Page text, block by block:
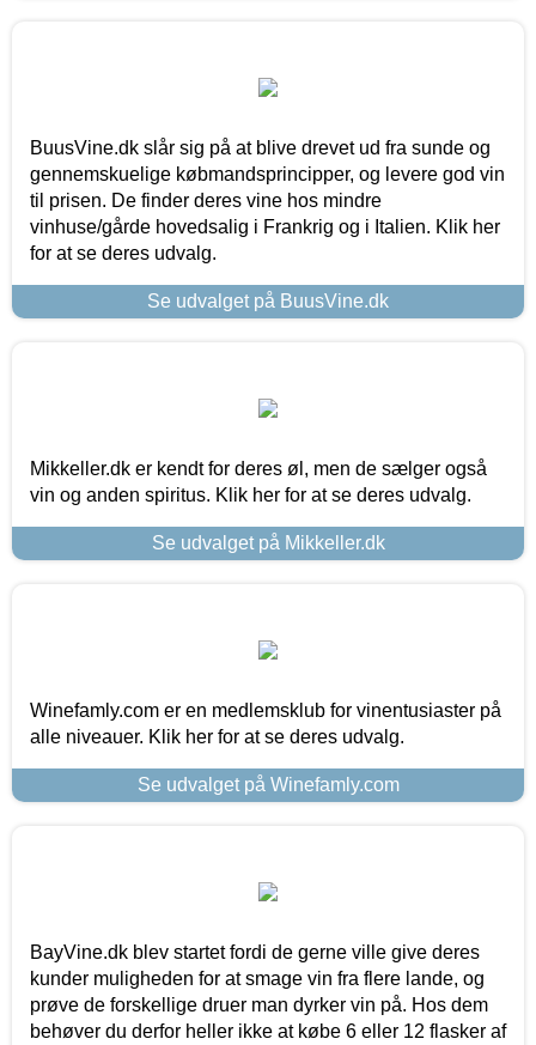
BuusVine.dk slår sig på at blive drevet ud fra sunde og
gennemskuelige købmandsprincipper, og levere god vin
til prisen. De finder deres vine hos mindre
vinhuse/gårde hovedsalig i Frankrig og i Italien. Klik her
for at se deres udvalg.
Se udvalget på BuusVine.dk
Mikkeller.dk er kendt for deres øl, men de sælger også
vin og anden spiritus. Klik her for at se deres udvalg.
Se udvalget på Mikkeller.dk
Winefamly.com er en medlemsklub for vinentusiaster på
alle niveauer. Klik her for at se deres udvalg.
Se udvalget på Winefamly.com
BayVine.dk blev startet fordi de gerne ville give deres
kunder muligheden for at smage vin fra flere lande, og
prøve de forskellige druer man dyrker vin på. Hos dem
behøver du derfor heller ikke at købe 6 eller 12 flasker af